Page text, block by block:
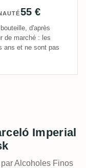
55 €
d'après
de marché : les
ans et ne sont pas
Imperial
Alcoholes Finos